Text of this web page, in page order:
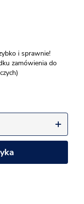
i sprawnie!
zamówienia do